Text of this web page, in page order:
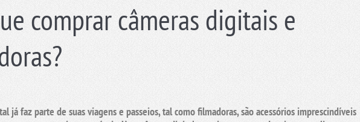
comprar câmeras digitais e
já faz parte de suas viagens e passeios, tal comofilmadoras, são acessórios imprescindíveis